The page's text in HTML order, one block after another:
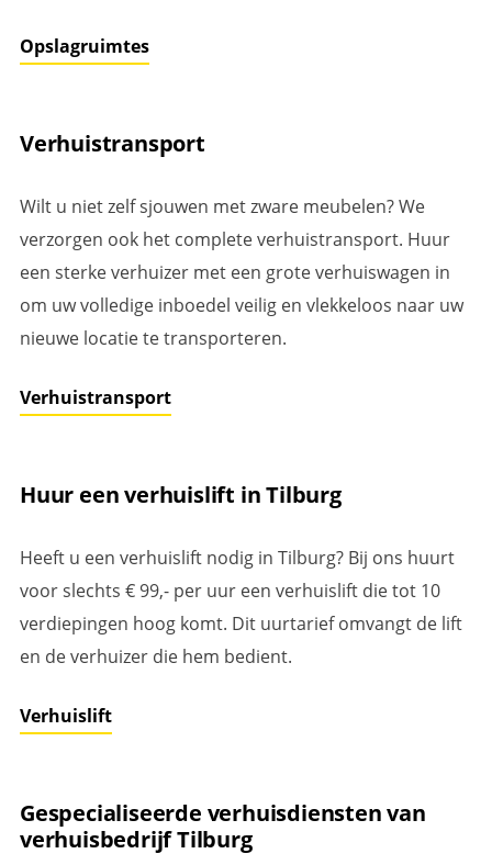
Opslagruimtes
Verhuistransport
Wilt u niet zelf sjouwen met zware meubelen? We
verzorgen ook het complete verhuistransport. Huur
een sterke verhuizer met een grote verhuiswagen in
om uw volledige inboedel veilig en vlekkeloos naar uw
nieuwe locatie te transporteren.
Verhuistransport
Huur een verhuislift in Tilburg
Heeft u een verhuislift nodig in Tilburg? Bij ons huurt
voor slechts € 99,- per uur een verhuislift die tot 10
verdiepingen hoog komt. Dit uurtarief omvangt de lift
en de verhuizer die hem bedient.
Verhuislift
Gespecialiseerde verhuisdiensten van
verhuisbedrijf Tilburg